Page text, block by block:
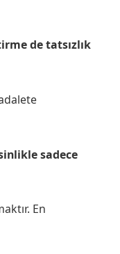
de tatsızlık
sadece
En